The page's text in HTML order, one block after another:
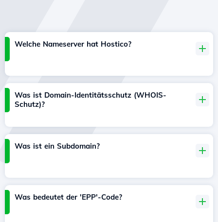
Welche Nameserver hat Hostico?
Was ist Domain-Identitätsschutz (WHOIS-
Schutz)?
Was ist ein Subdomain?
Was bedeutet der 'EPP'-Code?